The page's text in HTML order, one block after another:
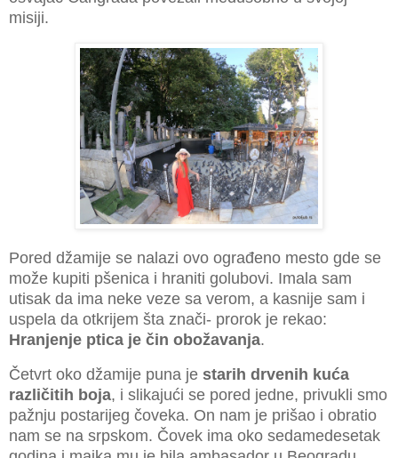
misiji.
Pored džamije se nalazi ovo ograđeno mesto gde se
može kupiti pšenica i hraniti golubovi. Imala sam
utisak da ima neke veze sa verom, a kasnije sam i
uspela da otkrijem šta znači- prorok je rekao:
Hranjenje ptica je čin obožavanja.
Četvrt oko džamije puna je starih drvenih kuća
različitih boja, i slikajući se pored jedne, privukli smo
pažnju postarijeg čoveka. On nam je prišao i obratio
nam se na srpskom. Čovek ima oko sedamedesetak